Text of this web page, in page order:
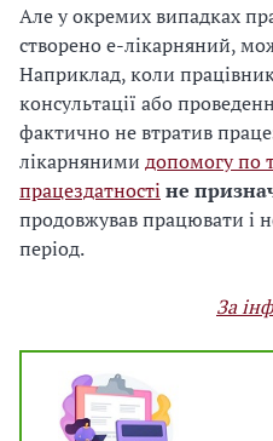
Але у окремих випадках
створено е-лікарняний,
Наприклад, коли працівник
консультації або
фактично не втратив
лікарняними допомогу по
працездатності не
продовжував працювати і
період.
За